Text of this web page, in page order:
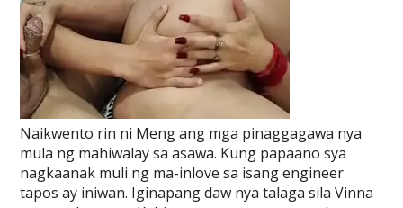
Naikwento rin ni Meng ang mga pinaggagawa nya
mula ng mahiwalay sa asawa. Kung papaano sya
nagkaanak muli ng ma-inlove sa isang engineer
tapos ay iniwan. Iginapang daw nya talaga sila Vinna